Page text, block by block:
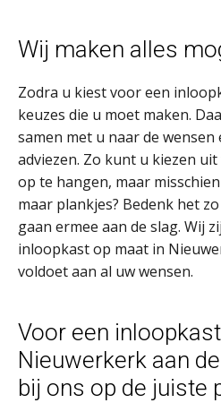
Wij maken alles
Zodra u kiest voor een
keuzes die u moet maken.
samen met u naar de wensen
adviezen. Zo kunt u kiezen
op te hangen, maar
maar plankjes? Bedenk het
gaan ermee aan de slag. Wij
inloopkast op maat in
voldoet aan al uw wensen.
Voor een
Nieuwerkerk aan
bij ons op de juiste